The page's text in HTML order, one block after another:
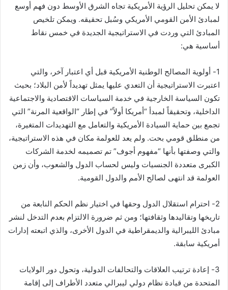
لا يمكن تحليل الرؤية الأمريكية تجاه الشرق الأوسط دون فهم أوسع
لمبادئ الأمن القومي الأمريكي وسُبل تحقيقه. ويمكن تلخيص
المبادئ التي وردت في الاستراتيجية الجديدة في خمس نقاط
أساسية هي:
1- أولوية المصالح الوطنية الأمريكية قبل أي اعتبار آخر، والتي
اعتبرت الاستراتيجية أن التعدي عليها يمثل تهديداً لأمن البلاد؛ بحيث
تكون السياسة الخارجية في خدمة السياسات الاقتصادية والاجتماعية
الداخلية، وتحقيقاً لمبدأ “أمريكا أولاً” في إطار “الواقعية المرنة” التي
تجمع بين حماية السيادة الأمريكية والتعامل مع التهديدات المتغيرة،
من منطلق قومي بحت. ولم يعد للعولمة مكان في هذه الاستراتيجية،
والتي وصفتها بأنها “مفهوم أجوف” تم تصميمه لخدمة الشركات
الكبرى متعددة الجنسيات وليس لحساب الدول والشعوب، وأن زمن
العولمة قد انتهى لصالح الأمم والدول القومية.
2- احترام استقلال الدول وحقها في اختيار نظم الحكم النابعة من
تاريخها وتقاليدها وثقافتها؛ ومن ثم ضرورة الالتزام بعدم التدخل لنشر
مبادئ الليبرالية والديمقراطية في الدول الأخرى، والذي اتبعته إدارات
أمريكية سابقة.
3- إعادة ترتيب العلاقات والتحالفات الدولية، وتحول دور الولايات
المتحدة من قيادة نظام دولي ليبرالي متعدد الأطراف إلى إقامة